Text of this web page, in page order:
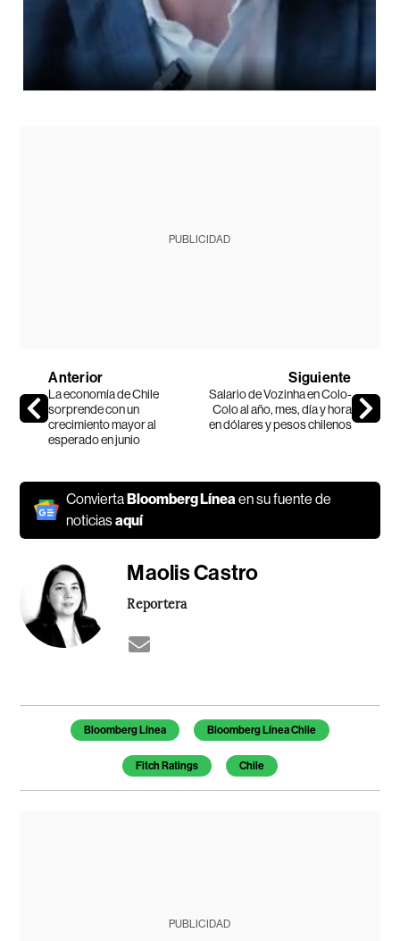
PUBLICIDAD
Anterior
La economía de Chile
sorprende con un
crecimiento mayor al
esperado en junio
Siguiente
Salario de Vozinha en Colo-
Colo al año, mes, día y hora
en dólares y pesos chilenos
ConviertaBloomberg Línea en su fuente de
noticiasaquí
Maolis Castro
Reportera
Temas de este artículo
Bloomberg Línea Bloomberg Línea Chile
Fitch Ratings Chile
PUBLICIDAD